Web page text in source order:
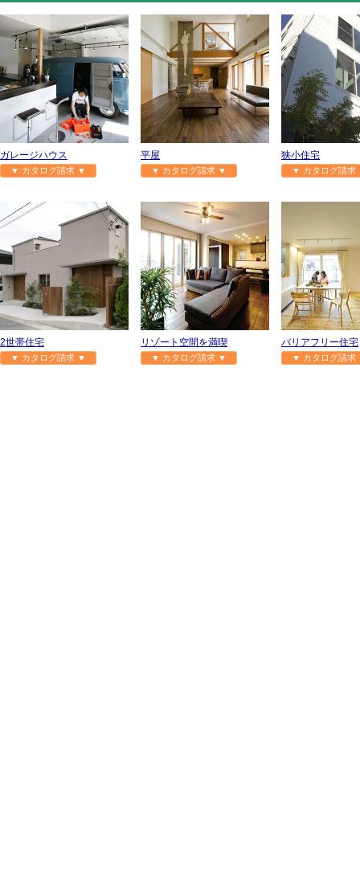
ガレージハウス
▼ カタログ請求 ▼
平屋
▼ カタログ請求 ▼
狭小住宅
▼ カタログ請
2世帯住宅
▼ カタログ請求 ▼
リゾート空間を満喫
▼ カタログ請求 ▼
バリアフリー住宅
▼ カタログ請